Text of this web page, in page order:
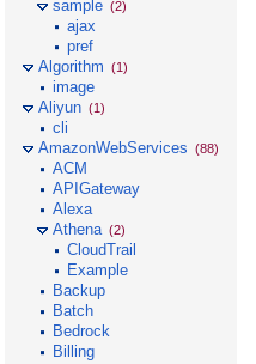
sample (2)
ajax
pref
Algorithm (1)
image
Aliyun (1)
cli
AmazonWebServices (88)
ACM
APIGateway
Alexa
Athena (2)
CloudTrail
Example
Backup
Batch
Bedrock
Billing